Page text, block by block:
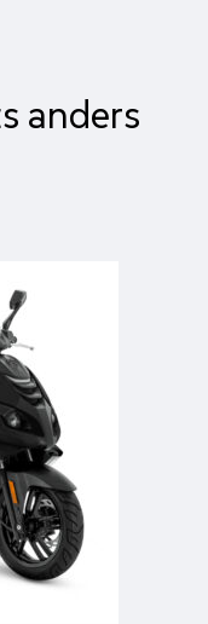
anders